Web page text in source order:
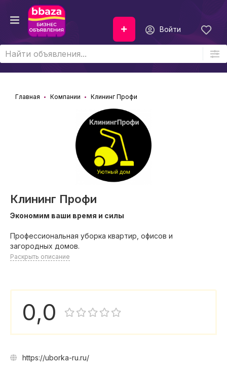
Войти
Главная Компании Клининг Профи
Клининг Профи
Экономим ваши время и силы
Профессиональная уборка квартир, офисов и
загородных домов.
Раскрыть описание
0,0
https://uborka-ru.ru/